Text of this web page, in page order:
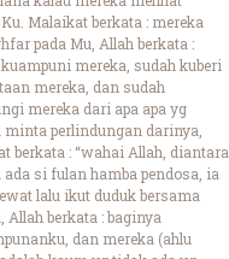
Malaikat berkata : mereka
pada Mu, Allah berkata :
kuampuni mereka, sudah kuberi
mereka, dan sudah
mereka dari apa apa yg
minta perlindungan darinya,
berkata : “wahai Allah, diantara
ada si fulan hamba pendosa, ia
lalu ikut duduk bersama
Allah berkata : baginya
dan mereka (ahlu